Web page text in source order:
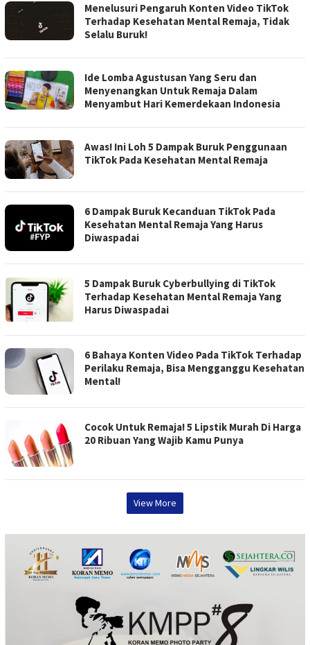
Menelusuri Pengaruh Konten Video TikTok
Terhadap Kesehatan Mental Remaja, Tidak
Selalu Buruk!
Ide Lomba Agustusan Yang Seru dan
Menyenangkan Untuk Remaja Dalam
Menyambut Hari Kemerdekaan Indonesia
Awas! Ini Loh 5 Dampak Buruk Penggunaan
TikTok Pada Kesehatan Mental Remaja
6 Dampak Buruk Kecanduan TikTok Pada
Kesehatan Mental Remaja Yang Harus
Diwaspadai
5 Dampak Buruk Cyberbullying di TikTok
Terhadap Kesehatan Mental Remaja Yang
Harus Diwaspadai
6 Bahaya Konten Video Pada TikTok Terhadap
Perilaku Remaja, Bisa Mengganggu Kesehatan
Mental!
Cocok Untuk Remaja! 5 Lipstik Murah Di Harga
20 Ribuan Yang Wajib Kamu Punya
View More